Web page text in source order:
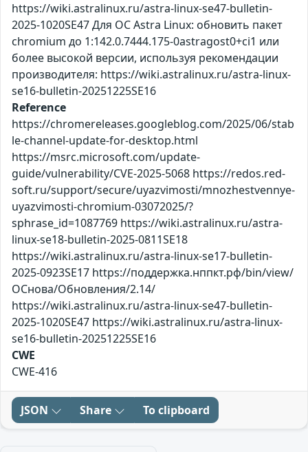
https://wiki.astralinux.ru/astra-linux-se47-bulletin-
2025-1020SE47 Для ОС Astra Linux: обновить пакет
chromium до 1:142.0.7444.175-0astragost0+ci1 или
более высокой версии, используя рекомендации
производителя: https://wiki.astralinux.ru/astra-linux-
se16-bulletin-20251225SE16
Reference
https://chromereleases.googleblog.com/2025/06/stab
le-channel-update-for-desktop.html
https://msrc.microsoft.com/update-
guide/vulnerability/CVE-2025-5068 https://redos.red-
soft.ru/support/secure/uyazvimosti/mnozhestvennye-
uyazvimosti-chromium-03072025/?
sphrase_id=1087769 https://wiki.astralinux.ru/astra-
linux-se18-bulletin-2025-0811SE18
https://wiki.astralinux.ru/astra-linux-se17-bulletin-
2025-0923SE17 https://поддержка.нппкт.рф/bin/view/
ОСнова/Обновления/2.14/
https://wiki.astralinux.ru/astra-linux-se47-bulletin-
2025-1020SE47 https://wiki.astralinux.ru/astra-linux-
se16-bulletin-20251225SE16
CWE
CWE-416
JSON Share To clipboard